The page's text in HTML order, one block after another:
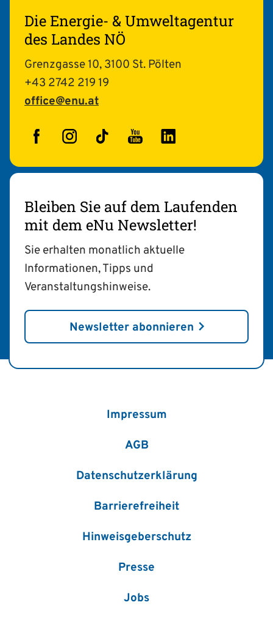
Die Energie- & Umweltagentur
des Landes NÖ
Grenzgasse 10, 3100 St. Pölten
+43 2742 219 19
office@enu.at
FacebookInstagram
TikTokYouTubeLinkedIn
Bleiben Sie auf dem Laufenden
mit dem eNu Newsletter!
Sie erhalten monatlich aktuelle
Informationen, Tipps und
Veranstaltungshinweise.
Newsletter abonnieren
Impressum
AGB
Datenschutzerklärung
Barrierefreiheit
Hinweisgeberschutz
Presse
Jobs